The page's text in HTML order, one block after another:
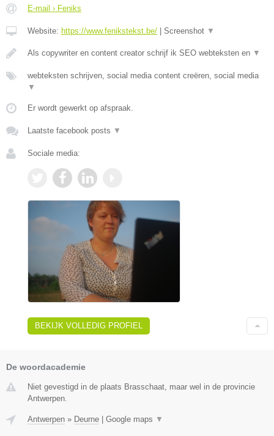
E-mail › Feniks
Website: https://www.fenikstekst.be/ Screenshot ▼
Als copywriter en content creator schrijf ik SEO webteksten en ▼
webteksten schrijven, social media content creëren, social media
▼
Er wordt gewerkt op afspraak.
Laatste facebook posts ▼
Sociale media:
BEKIJK VOLLEDIG PROFIEL
De woordacademie
Niet gevestigd in de plaats Brasschaat, maar wel in de provincie
Antwerpen.
Antwerpen » Deurne | Google maps ▼